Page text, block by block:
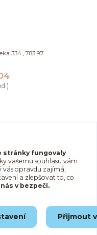
334 , 783 97
s.r.o., IČO: 02562286, se
republika.
stránky fungovaly
vašemu souhlasu vám
opravdu zajímá,
a zlepšovat to, co
v bezpečí.
Přijmout